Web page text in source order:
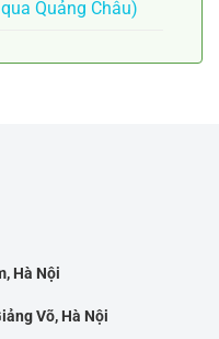
Quảng Châu)
Hà Nội
Võ, Hà Nội